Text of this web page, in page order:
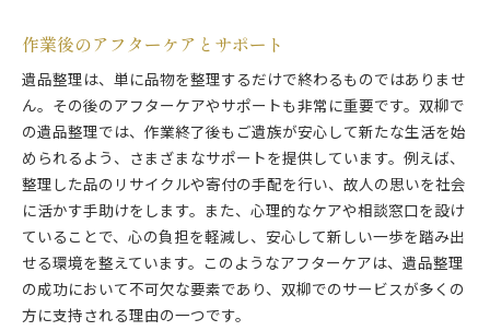
作業後のアフターケアとサポート
遺品整理は、単に品物を整理するだけで終わるものではありませ
ん。その後のアフターケアやサポートも非常に重要です。双柳で
の遺品整理では、作業終了後もご遺族が安心して新たな生活を始
められるよう、さまざまなサポートを提供しています。例えば、
整理した品のリサイクルや寄付の手配を行い、故人の思いを社会
に活かす手助けをします。また、心理的なケアや相談窓口を設け
ていることで、心の負担を軽減し、安心して新しい一歩を踏み出
せる環境を整えています。このようなアフターケアは、遺品整理
の成功において不可欠な要素であり、双柳でのサービスが多くの
方に支持される理由の一つです。